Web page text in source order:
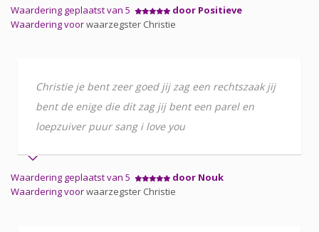
Waardering geplaatst van 5
door Positieve
Waardering voorwaarzegster Christie
Christie je bent zeer goed jij zag een rechtszaak jij
bent de enige die dit zag jij bent een parel en
loepzuiver puur sang i love you
Waardering geplaatst van 5
door Nouk
Waardering voorwaarzegster Christie